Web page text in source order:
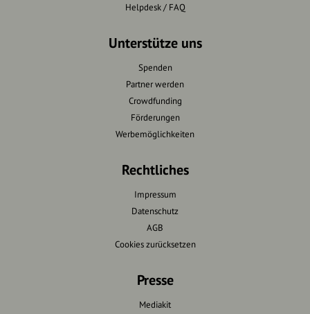
Helpdesk / FAQ
Unterstütze uns
Spenden
Partner werden
Crowdfunding
Förderungen
Werbemöglichkeiten
Rechtliches
Impressum
Datenschutz
AGB
Cookies zurücksetzen
Presse
Mediakit